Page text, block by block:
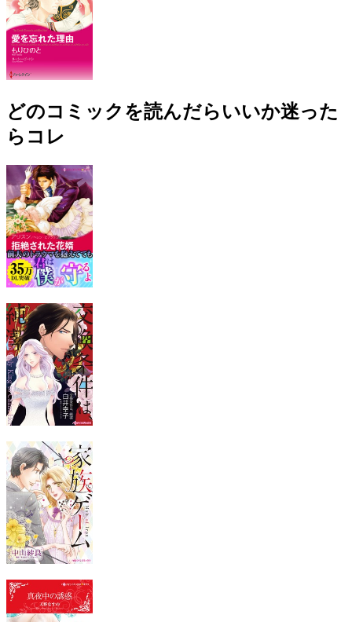
どのコミックを読んだらいいか迷った
らコレ